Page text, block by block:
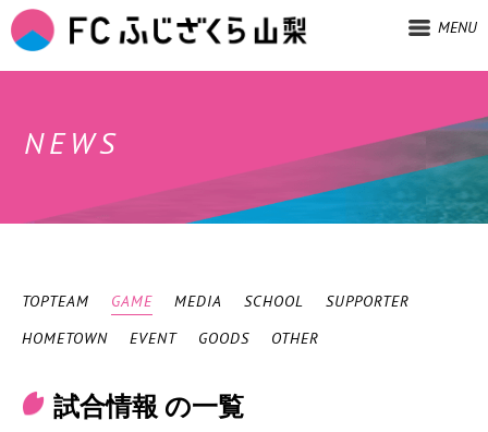
MENU
NEWS
TOPTEAM GAME MEDIA SCHOOL
SUPPORTER
HOMETOWN
EVENT GOODS OTHER
試合情報 の一覧